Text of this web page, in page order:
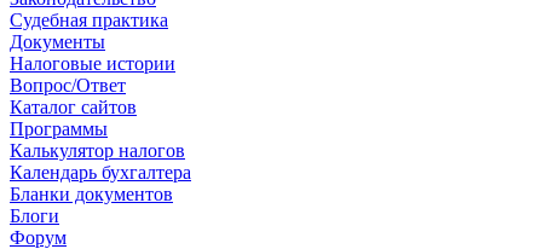
Судебная практика
Документы
Налоговые истории
Вопрос/Ответ
Каталог сайтов
Программы
Калькулятор налогов
Календарь бухгалтера
Бланки документов
Блоги
Форум